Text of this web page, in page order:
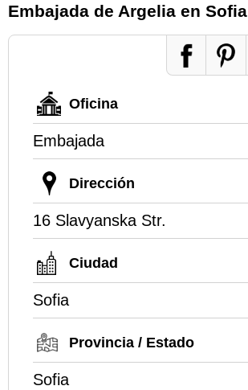
Embajada de Argelia en Sofia
Oficina
Embajada
Dirección
16 Slavyanska Str.
Ciudad
Sofia
Provincia / Estado
Sofia